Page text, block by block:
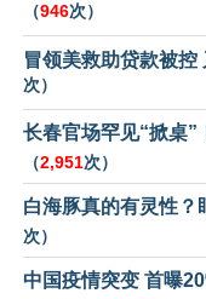
（946次）
冒领美救助贷款被控
次）
长春官场罕见“掀桌”
（2,951次）
白海豚真的有灵性？
次）
中国疫情突变 首曝